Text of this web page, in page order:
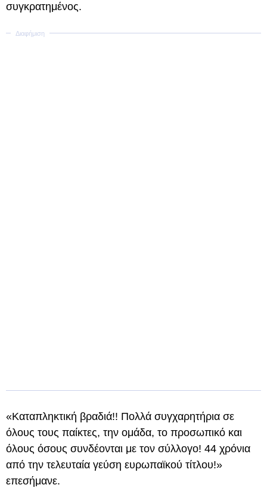
συγκρατημένος.
«Καταπληκτική βραδιά!! Πολλά συγχαρητήρια σε
όλους τους παίκτες, την ομάδα, το προσωπικό και
όλους όσους συνδέονται με τον σύλλογο! 44 χρόνια
από την τελευταία γεύση ευρωπαϊκού τίτλου!»
επεσήμανε.